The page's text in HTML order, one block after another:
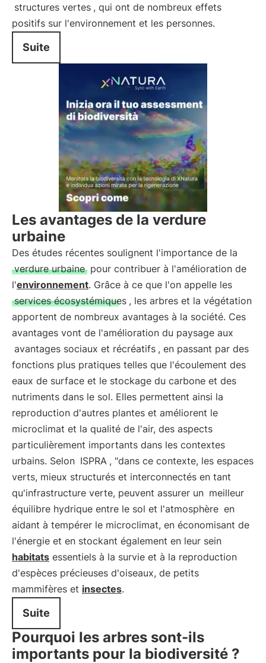
structures vertes , qui ont de nombreux effets
positifs sur l'environnement et les personnes.
Suite
Les avantages de la verdure
urbaine
Des études récentes soulignent l'importance de la
verdure urbaine pour contribuer à l'amélioration de
l'environnement. Grâce à ce que l'on appelle les
services écosystémiques , les arbres et la végétation
apportent de nombreux avantages à la société. Ces
avantages vont de l'amélioration du paysage aux
avantages sociaux et récréatifs , en passant par des
fonctions plus pratiques telles que l'écoulement des
eaux de surface et le stockage du carbone et des
nutriments dans le sol. Elles permettent ainsi la
reproduction d'autres plantes et améliorent le
microclimat et la qualité de l'air, des aspects
particulièrement importants dans les contextes
urbains. Selon ISPRA , "dans ce contexte, les espaces
verts, mieux structurés et interconnectés en tant
qu'infrastructure verte, peuvent assurer un meilleur
équilibre hydrique entre le sol et l'atmosphère en
aidant à tempérer le microclimat, en économisant de
l'énergie et en stockant également en leur sein
habitats essentiels à la survie et à la reproduction
d'espèces précieuses d'oiseaux, de petits
mammifères et insectes.
Suite
Pourquoi les arbres sont-ils
importants pour la biodiversité ?